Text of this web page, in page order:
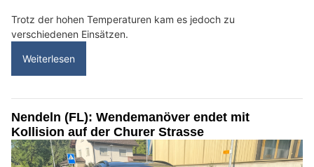
Trotz der hohen Temperaturen kam es jedoch zu
verschiedenen Einsätzen.
Weiterlesen
Nendeln (FL): Wendemanöver endet mit
Kollision auf der Churer Strasse